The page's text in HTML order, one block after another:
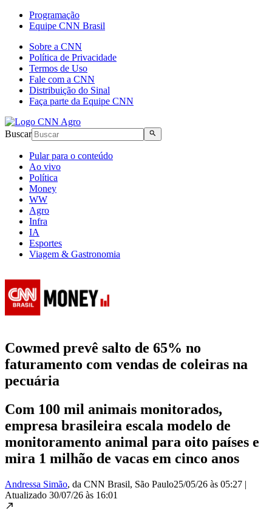
Programação
Equipe CNN Brasil
Sobre a CNN
Política de Privacidade
Termos de Uso
Fale com a CNN
Distribuição do Sinal
Faça parte da Equipe CNN
Buscar
Pular para o conteúdo
Ao vivo
Política
Money
WW
Agro
Infra
IA
Esportes
Viagem & Gastronomia
Cowmed prevê salto de 65% no
faturamento com vendas de coleiras na
pecuária
Com 100 mil animais monitorados,
empresa brasileira escala modelo de
monitoramento animal para oito países e
mira 1 milhão de vacas em cinco anos
Andressa Simão, da CNN Brasil, São Paulo25/05/26 às 05:27 |
Atualizado 30/07/26 às 16:01